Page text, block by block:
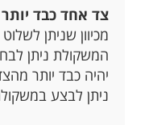
צד אחד כבד
מכיוון שניתן
המשקולת ניתן
יהיה כבד יותר
ניתן לבצע